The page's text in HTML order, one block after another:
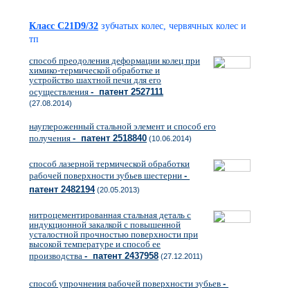
Класс C21D9/32 зубчатых колес, червячных колес и
тп
способ преодоления деформации колец при
химико-термической обработке и
устройство шахтной печи для его
осуществления - патент 2527111
(27.08.2014)
науглероженный стальной элемент и способ его
получения - патент 2518840 (10.06.2014)
способ лазерной термической обработки
рабочей поверхности зубьев шестерни -
патент 2482194(20.05.2013)
нитроцементированная стальная деталь с
индукционной закалкой с повышенной
усталостной прочностью поверхности при
высокой температуре и способ ее
производства - патент 2437958 (27.12.2011)
способ упрочнения рабочей поверхности зубьев -